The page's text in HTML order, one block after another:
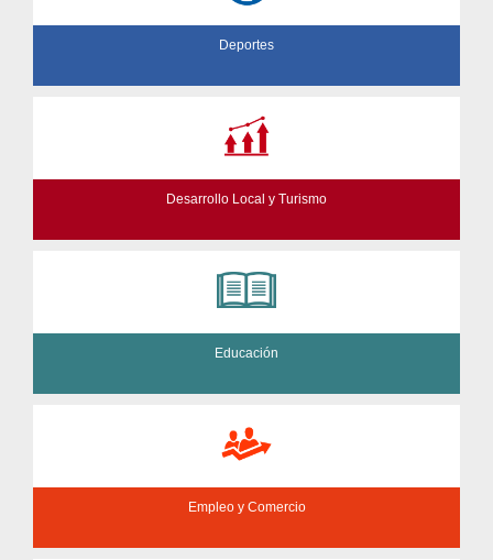
Deportes
Desarrollo Local y Turismo
Educación
Empleo y Comercio